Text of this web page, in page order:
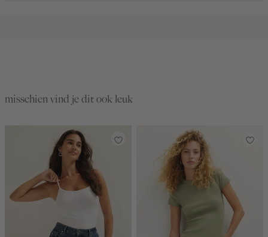
misschien vind je dit ook leuk